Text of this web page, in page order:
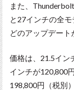
また、
と27インチの全
どのアップデート
価格は、21.5イン
インチが120,800
198,800円（税別）